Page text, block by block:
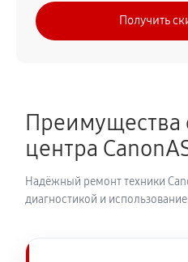
Получить
Преимущества
центра
Надёжный ремонт техники
диагностикой и